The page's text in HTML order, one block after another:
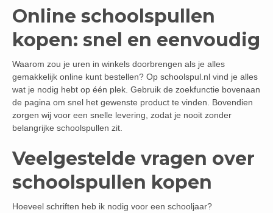
Online schoolspullen
kopen: snel en eenvoudig
Waarom zou je uren in winkels doorbrengen als je alles
gemakkelijk online kunt bestellen? Op schoolspul.nl vind je alles
wat je nodig hebt op één plek. Gebruik de zoekfunctie bovenaan
de pagina om snel het gewenste product te vinden. Bovendien
zorgen wij voor een snelle levering, zodat je nooit zonder
belangrijke schoolspullen zit.
Veelgestelde vragen over
schoolspullen kopen
Hoeveel schriften heb ik nodig voor een schooljaar?